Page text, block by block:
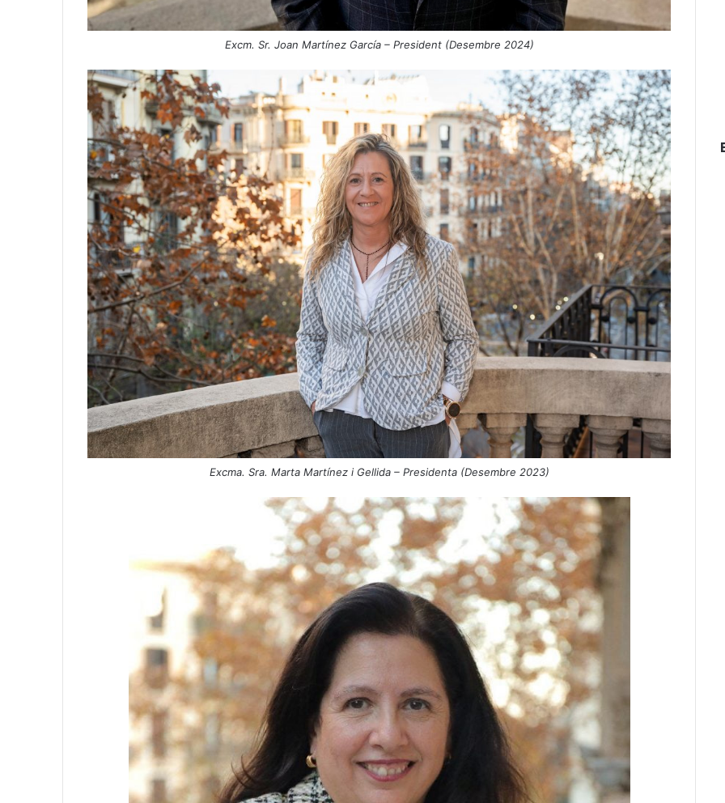
Excm. Sr. Joan Martínez García – President (Desembre 2024)
Excma. Sra. Marta Martínez i Gellida – Presidenta (Desembre 2023)